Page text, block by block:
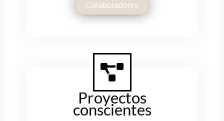
Colaboradores
Proyectos
conscientes